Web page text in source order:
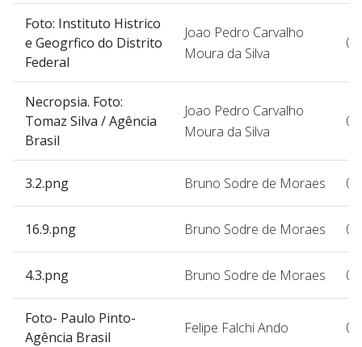
Foto: Instituto Histrico
e Geogrfico do Distrito
Federal
Joao Pedro Carvalho
Moura da Silva
Necropsia. Foto:
Tomaz Silva / Agência
Brasil
Joao Pedro Carvalho
Moura da Silva
3.2.png Bruno Sodre de Moraes
16.9.png Bruno Sodre de Moraes
4.3.png Bruno Sodre de Moraes
Foto- Paulo Pinto-
Agência Brasil
Felipe Falchi Ando